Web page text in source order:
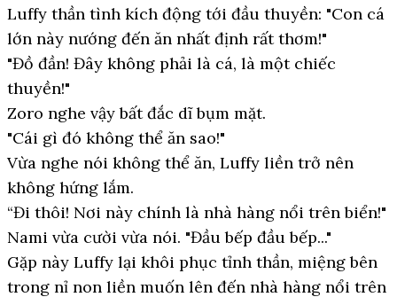
Luffy thần tình kích động tới đầu thuyền: "Con cá
lớn này nướng đến ăn nhất định rất thơm!"
"Đồ đần! Đây không phải là cá, là một chiếc
thuyền!"
Zoro nghe vậy bất đắc dĩ bụm mặt.
"Cái gì đó không thể ăn sao!"
Vừa nghe nói không thể ăn, Luffy liền trở nên
không hứng lắm.
“Đi thôi! Nơi này chính là nhà hàng nổi trên biển!"
Nami vừa cười vừa nói. "Đầu bếp đầu bếp..."
Gặp này Luffy lại khôi phục tỉnh thần, miệng bên
trong nỉ non liền muốn lên đến nhà hàng nổi trên